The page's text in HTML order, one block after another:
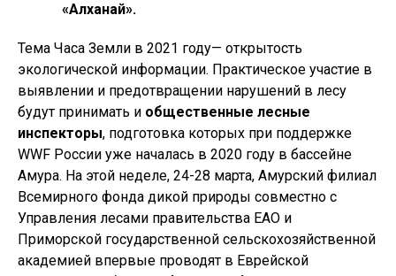
«Алханай».
Тема Часа Земли в 2021 году— открытость
экологической информации. Практическое участие в
выявлении и предотвращении нарушений в лесу
будут принимать и общественные лесные
инспекторы, подготовка которых при поддержке
WWF России уже началась в 2020 году в бассейне
Амура. На этой неделе, 24-28 марта, Амурский филиал
Всемирного фонда дикой природы совместно с
Управления лесами правительства ЕАО и
Приморской государственной сельскохозяйственной
академией впервые проводят в Еврейской